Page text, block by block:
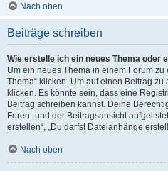
Nach oben
Beiträge schreiben
Wie erstelle ich ein neues Thema oder
Um ein neues Thema in einem Forum zu
Thema“ klicken. Um auf einen Beitrag zu
klicken. Es könnte sein, dass eine
Beitrag schreiben kannst. Deine
Foren- und der Beitragsansicht
erstellen“, „Du darfst Dateianhänge
Nach oben